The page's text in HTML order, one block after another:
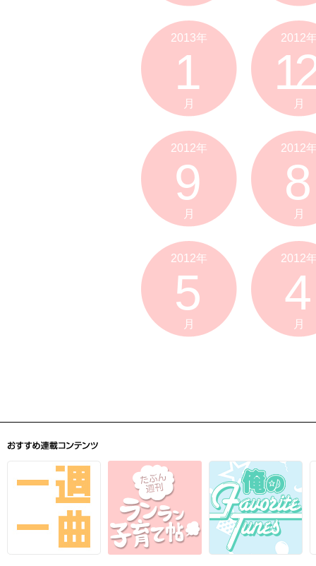
2013年
1
月
2012
12
月
2012年
9
月
2012
8
月
2012年
5
月
2012
4
月